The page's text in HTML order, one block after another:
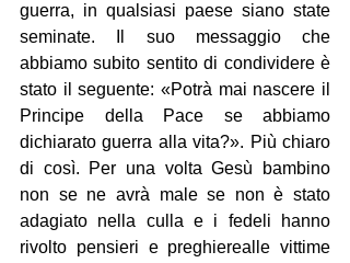
guerra, in qualsiasi paese siano state
seminate. Il suo messaggio che
abbiamo subito sentito di condividere è
stato il seguente: «Potrà mai nascere il
Principe della Pace se abbiamo
dichiarato guerra alla vita?». Più chiaro
di così. Per una volta Gesù bambino
non se ne avrà male se non è stato
adagiato nella culla e i fedeli hanno
rivolto pensieri e preghierealle vittime